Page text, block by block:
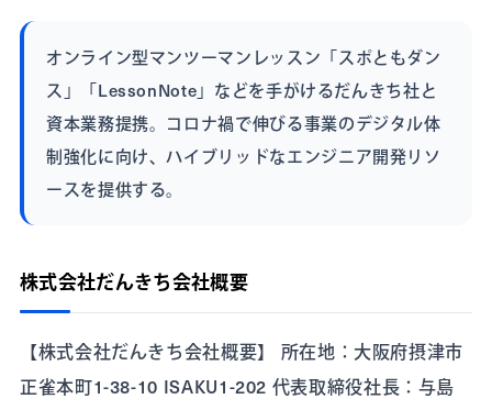
オンライン型マンツーマンレッスン「スポともダン
ス」「LessonNote」などを手がけるだんきち社と
資本業務提携。コロナ禍で伸びる事業のデジタル体
制強化に向け、ハイブリッドなエンジニア開発リソ
ースを提供する。
株式会社だんきち会社概要
【株式会社だんきち会社概要】 所在地：大阪府摂津市
正雀本町1-38-10 ISAKU1-202 代表取締役社長：与島